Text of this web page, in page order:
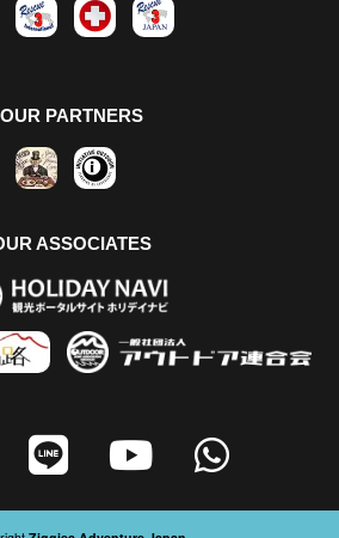
OUR PARTNERS
ASSOCIATES